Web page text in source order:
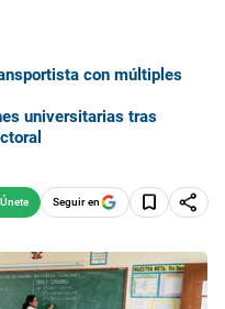
con múltiples
universitarias tras
Seguir en